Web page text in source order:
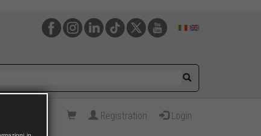
Registration Login